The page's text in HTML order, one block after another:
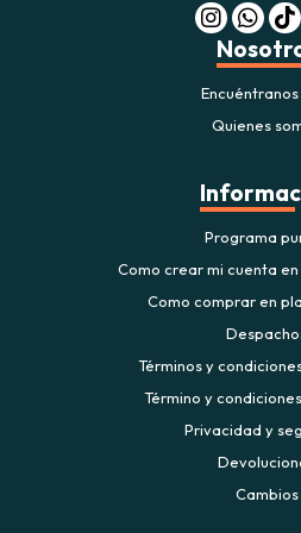
Quienes
Programa
Como crear mi cuenta
Como comprar en
Términos y
Término y
Privacidad y
Cambios